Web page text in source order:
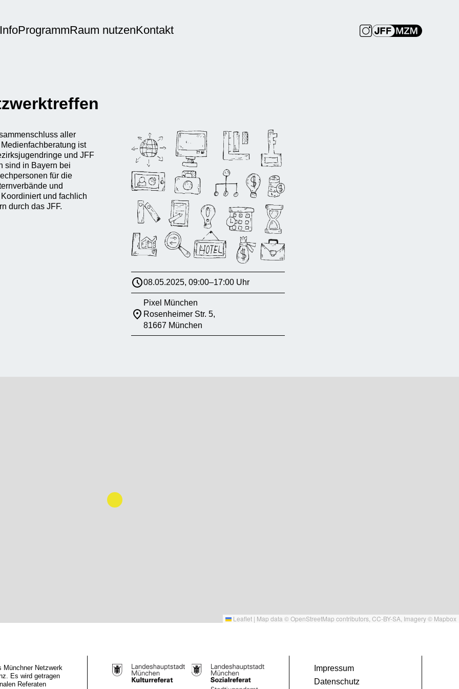
InfoProgrammRaum nutzenKontakt
aller
ist
und JFF
sind in Bayern bei
für die
und
und fachlich
durch das JFF.
08.05.2025, 09:00–17:00 Uhr
Pixel München
Rosenheimer Str. 5,
81667 München
Leaflet | Map data ©OpenStreetMap contributors, CC-BY-SA , Imagery © Mapbox
Netzwerk
Es wird getragen
Referaten
Impressum
Datenschutz